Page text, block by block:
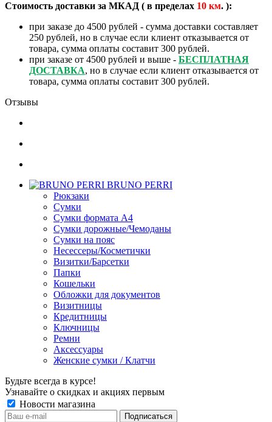
Стоимость доставки за МКАД ( в пределах 10 км. ):
при заказе до 4500 рублей - сумма доставки составляет
250 рублей, но в случае если клиент отказывается от
товара, сумма оплаты составит 300 рублей.
при заказе от 4500 рублей и выше - БЕСПЛАТНАЯ
ДОСТАВКА, но в случае если клиент отказывается от
товара, сумма оплаты составит 300 рублей.
Отзывы
BRUNO PERRI
Рюкзаки
Сумки
Сумки формата А4
Сумки дорожные/Чемоданы
Сумки на пояс
Несессеры/Косметички
Визитки/Барсетки
Папки
Кошельки
Обложки для документов
Визитницы
Кредитницы
Ключницы
Ремни
Аксессуары
Женские сумки / Клатчи
Будьте всегда в курсе!
Узнавайте о скидках и акциях первым
Новости магазина